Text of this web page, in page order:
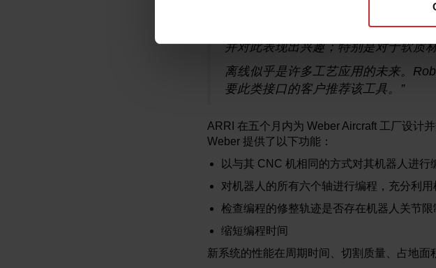
“这真是太棒了！目前采用大型机床
性/高速度的优势，在过去的几年里
并对此表现出兴趣；特别是对于软质
离线似乎是许多工艺应用的未来。
要此类接口的客户推荐该工具。”
ARRI 在五个月内为 Weber Aircraft 工厂设计
Weber 提供了以下功能：
以与其 CNC 机相同的方式对其机器人进行
对机器人的所有六个轴进行编程，充分利用
检查编程的修整轨迹是否存在机器人关节
缩短编程时间
新系统的性能在周期时间、切割质量、占地面